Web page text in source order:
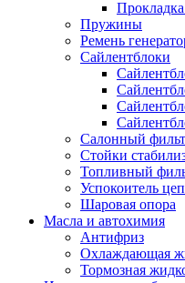
Пружины
Ремень
Сайлентблоки
Салонный
Стойки
Топливный
Успокоитель
Шаровая опора
Масла и автохимия
Антифриз
Охлаждающая
Тормозная